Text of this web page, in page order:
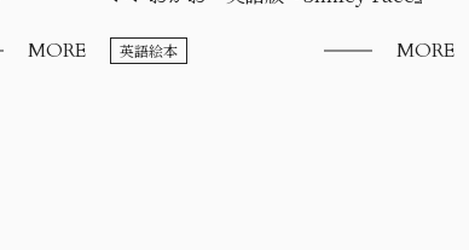
MORE 英語絵本 MORE